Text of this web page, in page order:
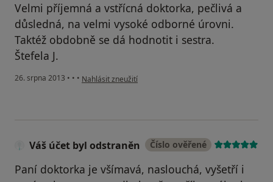
Velmi příjemná a vstřícná doktorka, pečlivá a
důsledná, na velmi vysoké odborné úrovni.
Taktéž obdobně se dá hodnotit i sestra.
Štefela J.
26. srpna 2013 • • • podle názoru uživatele Váš účet byl odstraněn
Nahlásit zneužití
Váš účet byl odstraněn Číslo ověřené
Paní doktorka je všímavá, naslouchá, vyšetří i